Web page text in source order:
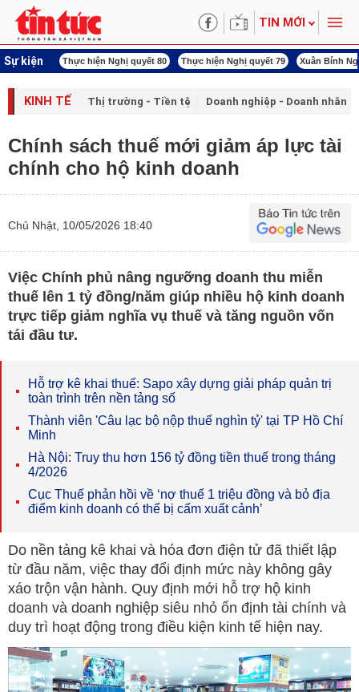
TIN MỚI
Sự kiện
Iran Thực hiện Nghị quyết 80 Thực hiện Nghị quyết 79 Xuân Bính Ngọ 2026
KINH TẾ Thị trường - Tiền tệ Doanh nghiệp - Doanh nhân
Chính sách thuế mới giảm áp lực tài
chính cho hộ kinh doanh
Chủ Nhật, 10/05/2026 18:40
Việc Chính phủ nâng ngưỡng doanh thu miễn
thuế lên 1 tỷ đồng/năm giúp nhiều hộ kinh doanh
trực tiếp giảm nghĩa vụ thuế và tăng nguồn vốn
tái đầu tư.
Hỗ trợ kê khai thuế: Sapo xây dựng giải pháp quản trị
toàn trình trên nền tảng số
Thành viên 'Câu lạc bộ nộp thuế nghìn tỷ' tại TP Hồ Chí
Minh
Hà Nội: Truy thu hơn 156 tỷ đồng tiền thuế trong tháng
4/2026
Cục Thuế phản hồi về ‘nợ thuế 1 triệu đồng và bỏ địa
điểm kinh doanh có thể bị cấm xuất cảnh’
Do nền tảng kê khai và hóa đơn điện tử đã thiết lập
từ đầu năm, việc thay đổi định mức này không gây
xáo trộn vận hành. Quy định mới hỗ trợ hộ kinh
doanh và doanh nghiệp siêu nhỏ ổn định tài chính và
duy trì hoạt động trong điều kiện kinh tế hiện nay.